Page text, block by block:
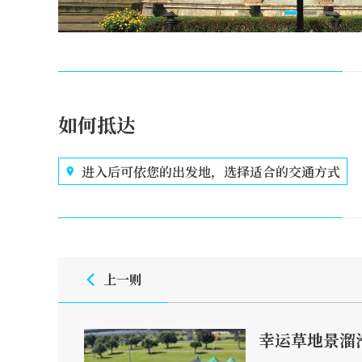
如何抵达
进入后可依您的出发地，选择适合的交通方式
上一则
幸运草地景溜